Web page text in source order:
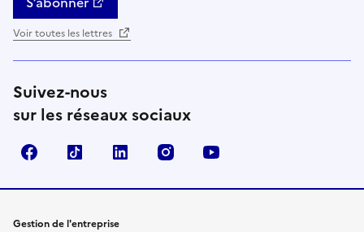
Voir toutes les lettres
Suivez-nous
sur les réseaux sociaux
FacebookTikTok Linkedin Instagram
Gestion de l'entreprise